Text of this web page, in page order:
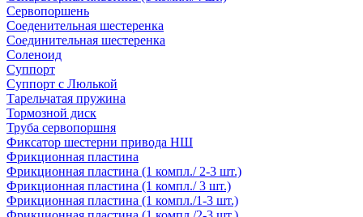
Сервопоршень
Соеденительная шестеренка
Соединительная шестеренка
Соленоид
Суппорт
Суппорт с Люлькой
Тарельчатая пружина
Тормозной диск
Труба сервопоршня
Фиксатор шестерни привода НШ
Фрикционная пластина
Фрикционная пластина (1 компл./ 2-3 шт.)
Фрикционная пластина (1 компл./ 3 шт.)
Фрикционная пластина (1 компл./1-3 шт.)